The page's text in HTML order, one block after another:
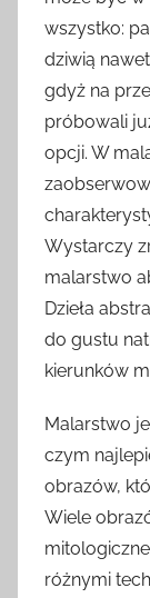
wszystko:
dziwią
gdyż na
próbowali
opcji. W
Wystarczy
malarstwo
Dzieła
do gustu
kierunków
Malarstwo
czym
obrazów,
Wiele
różnymi